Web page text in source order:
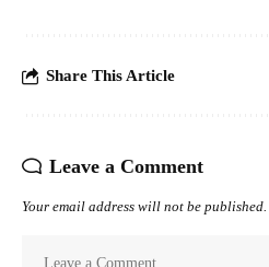
Share This Article
Leave a Comment
Your email address will not be published.